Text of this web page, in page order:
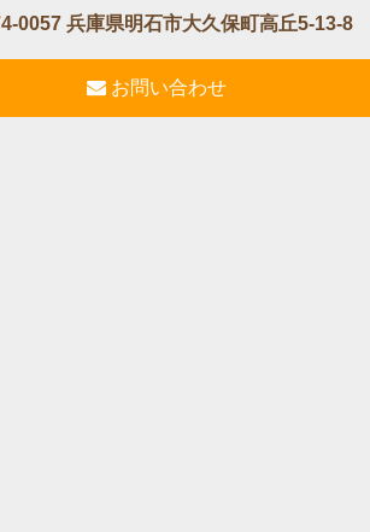
0057 兵庫県明石市大久保町高丘5-13-8
お問い合わせ